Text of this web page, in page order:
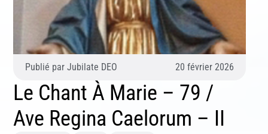
Publié par Jubilate DEO 20 février 2026
Le Chant À Marie – 79 /
Ave Regina Caelorum – II